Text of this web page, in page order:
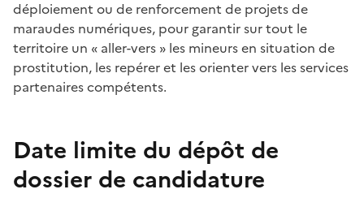
déploiement ou de renforcement de projets de
maraudes numériques, pour garantir sur tout le
territoire un « aller-vers » les mineurs en situation de
prostitution, les repérer et les orienter vers les services
partenaires compétents.
Date limite du dépôt de
dossier de candidature